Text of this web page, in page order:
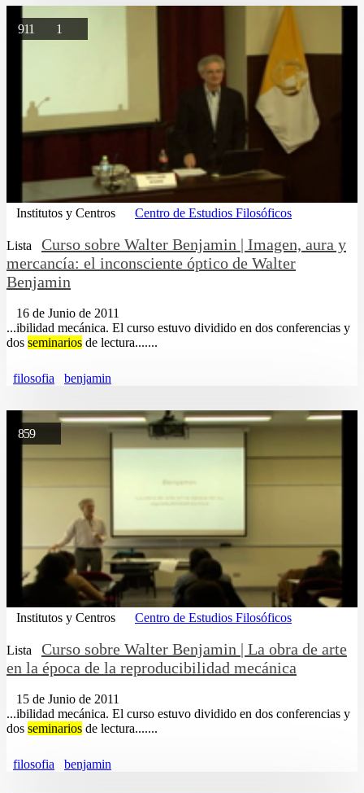
911 1
Institutos y Centros Centro de Estudios Filosóficos
Lista
Curso sobre Walter Benjamin | Imagen, aura y
mercancía: el inconsciente óptico de Walter
Benjamin
16 de Junio de 2011
...ibilidad mecánica. El curso estuvo dividido en dos conferencias y
dos seminarios de lectura.......
filosofia benjamin
859
Institutos y Centros Centro de Estudios Filosóficos
Lista
Curso sobre Walter Benjamin | La obra de arte
en la época de la reproducibilidad mecánica
15 de Junio de 2011
...ibilidad mecánica. El curso estuvo dividido en dos conferencias y
dos seminarios de lectura.......
filosofia benjamin